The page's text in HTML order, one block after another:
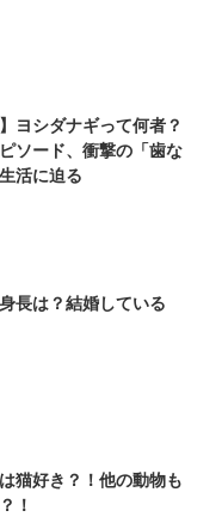
ヨシダナギって何者？
ソード、衝撃の「歯な
活に迫る
長は？結婚している
猫好き？！他の動物も
！